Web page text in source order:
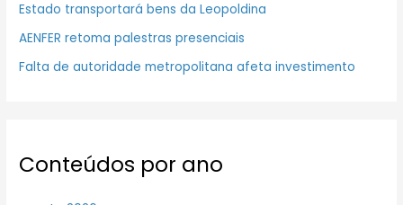
Estado transportará bens da Leopoldina
AENFER retoma palestras presenciais
Falta de autoridade metropolitana afeta investimento
Conteúdos por ano